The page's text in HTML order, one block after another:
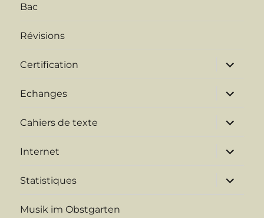
Bac
Révisions
Certification
ouvrir
menu
Echanges
ouvrir
menu
Cahiers de texte
ouvrir
menu
Internet
ouvrir
menu
Statistiques
ouvrir
Musik im Obstgarten